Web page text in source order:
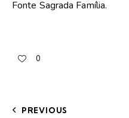
Fonte Sagrada Família.
0
PREVIOUS